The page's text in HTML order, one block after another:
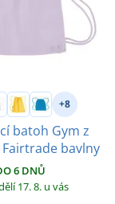
+8
batoh Gym z
bavlny
6 DNŮ
17. 8. u vás